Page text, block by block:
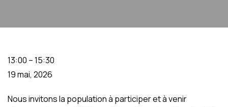
13:00 –15:30
19 mai, 2026
Nous invitons la population à participer et à venir